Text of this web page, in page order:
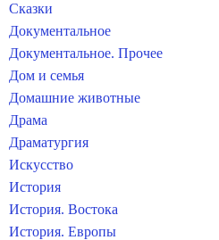
Сказки
Документальное
Документальное. Прочее
Дом и семья
Домашние животные
Драма
Драматургия
Искусство
История
История. Востока
История. Европы